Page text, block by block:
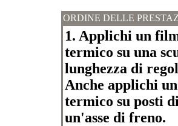
ORDINE DELLE
1. Applichi un
termico su una
lunghezza di
Anche applichi
termico su posti
un'asse di freno.